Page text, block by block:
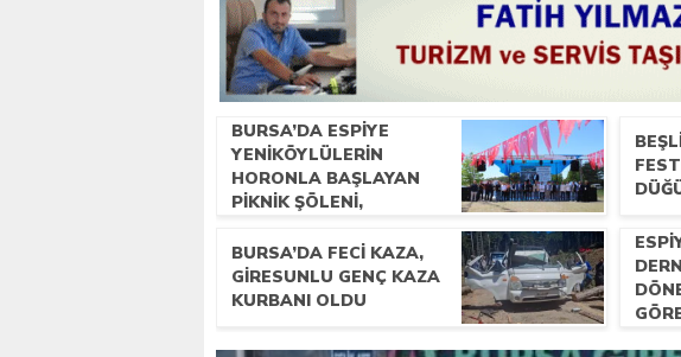
BURSA’DA ESPIYE
YENIKÖYLÜLERIN
HORONLA BAŞLAYAN
PIKNIK ŞÖLENI,
TEMELLERLE TAÇLANDI
BURSA’DA FECI KAZA,
GIRESUNLU GENÇ KAZA
KURBANI OLDU